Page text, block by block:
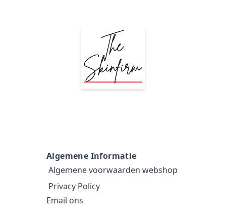
Algemene Informatie
Algemene voorwaarden webshop
Privacy Policy
Email ons